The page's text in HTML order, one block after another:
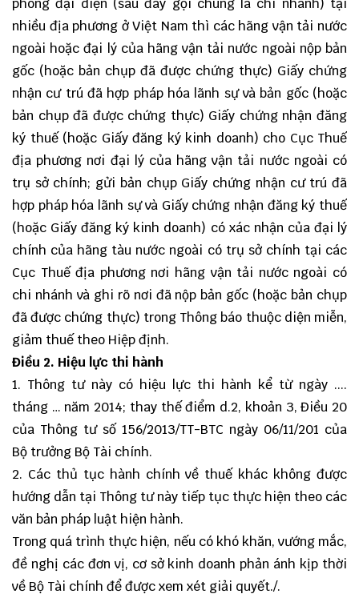
phòng đại diện (sau đây gọi chung là chi nhánh) tại
nhiều địa phương ở Việt Nam thì các hãng vận tải nước
ngoài hoặc đại lý của hãng vận tải nước ngoài nộp bản
gốc (hoặc bản chụp đã được chứng thực) Giấy chứng
nhận cư trú đã hợp pháp hóa lãnh sự và bản gốc (hoặc
bản chụp đã được chứng thực) Giấy chứng nhận đăng
ký thuế (hoặc Giấy đăng ký kinh doanh) cho Cục Thuế
địa phương nơi đại lý của hãng vận tải nước ngoài có
trụ sở chính; gửi bản chụp Giấy chứng nhận cư trú đã
hợp pháp hóa lãnh sự và Giấy chứng nhận đăng ký thuế
(hoặc Giấy đăng ký kinh doanh) có xác nhận của đại lý
chính của hãng tàu nước ngoài có trụ sở chính tại các
Cục Thuế địa phương nơi hãng vận tải nước ngoài có
chi nhánh và ghi rõ nơi đã nộp bản gốc (hoặc bản chụp
đã được chứng thực) trong Thông báo thuộc diện miễn,
giảm thuế theo Hiệp định.
Điều 2. Hiệu lực thi hành
1. Thông tư này có hiệu lực thi hành kể từ ngày ....
tháng … năm 2014; thay thế điểm d.2, khoản 3, Điều 20
của Thông tư số 156/2013/TT-BTC ngày 06/11/201 của
Bộ trưởng Bộ Tài chính.
2. Các thủ tục hành chính về thuế khác không được
hướng dẫn tại Thông tư này tiếp tục thực hiện theo các
văn bản pháp luật hiện hành.
Trong quá trình thực hiện, nếu có khó khăn, vướng mắc,
đề nghị các đơn vị, cơ sở kinh doanh phản ánh kịp thời
về Bộ Tài chính để được xem xét giải quyết./.